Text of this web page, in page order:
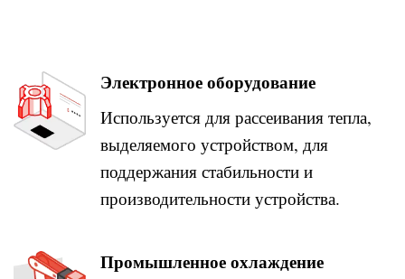
Электронное оборудование
Используется для рассеивания тепла,
выделяемого устройством, для
поддержания стабильности и
производительности устройства.
Промышленное охлаждение